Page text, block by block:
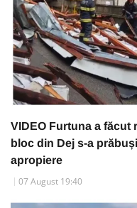
VIDEO Furtuna a
bloc din Dej s-a
apropiere
07 August 19:40